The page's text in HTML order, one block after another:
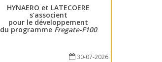
HYNAERO et LATECOERE
s’associent
pour le développement
du programme Fregate-F100
30-07-2026